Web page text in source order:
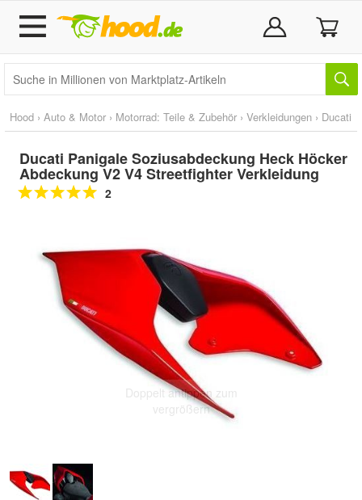
Hood › Auto & Motor › Motorrad: Teile & Zubehör › Verkleidungen › Ducati
Ducati Panigale Soziusabdeckung Heck Höcker
Abdeckung V2 V4 Streetfighter Verkleidung
2
Doppelt antippen zum
vergrößern